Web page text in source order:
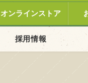
採用情報
オンラインストア